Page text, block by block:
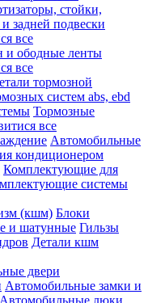
стойки,
задней подвески
все
и ободные ленты
все
тормозной
систем abs, ebd
Тормозные
все
Автомобильные
кондиционером
Комплектующие для
системы
(кшм) Блоки
и шатунные Гильзы
Детали кшм
двери
Автомобильные замки и
Автомобильные люки